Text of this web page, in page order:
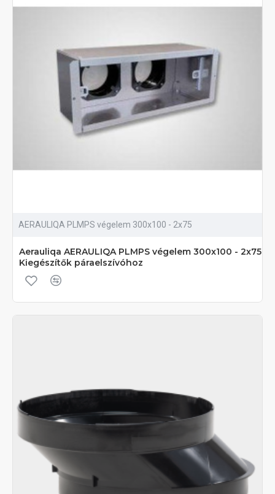
AERAULIQA PLMPS végelem 300x100 - 2x75
Aerauliqa AERAULIQA PLMPS végelem 300x100 - 2x75
Kiegészítők páraelszívóhoz